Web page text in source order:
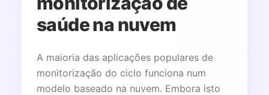
saúde na nuvem
A maioria das aplicações populares de
monitorização do ciclo funciona num
modelo baseado na nuvem. Embora isto